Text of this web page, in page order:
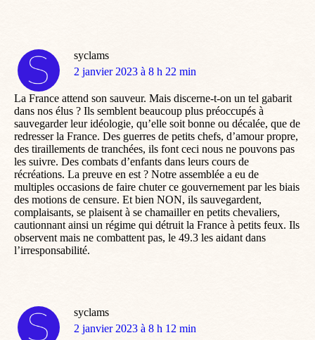
syclams
dit
2 janvier 2023 à 8 h 22 min
La France attend son sauveur. Mais discerne-t-on un tel gabarit
dans nos élus ? Ils semblent beaucoup plus préoccupés à
sauvegarder leur idéologie, qu’elle soit bonne ou décalée, que de
redresser la France. Des guerres de petits chefs, d’amour propre,
des tiraillements de tranchées, ils font ceci nous ne pouvons pas
les suivre. Des combats d’enfants dans leurs cours de
récréations. La preuve en est ? Notre assemblée a eu de
multiples occasions de faire chuter ce gouvernement par les biais
des motions de censure. Et bien NON, ils sauvegardent,
complaisants, se plaisent à se chamailler en petits chevaliers,
cautionnant ainsi un régime qui détruit la France à petits feux. Ils
observent mais ne combattent pas, le 49.3 les aidant dans
l’irresponsabilité.
syclams
dit
2 janvier 2023 à 8 h 12 min